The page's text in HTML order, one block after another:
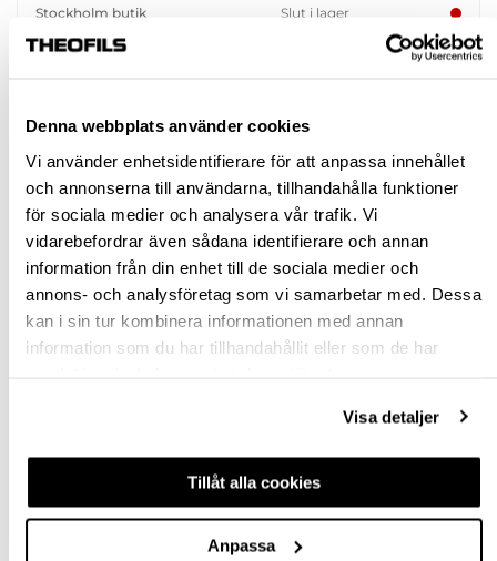
Denna webbplats använder cookies
Vi använder enhetsidentifierare för att anpassa innehållet
och annonserna till användarna, tillhandahålla funktioner
för sociala medier och analysera vår trafik. Vi
vidarebefordrar även sådana identifierare och annan
information från din enhet till de sociala medier och
annons- och analysföretag som vi samarbetar med. Dessa
kan i sin tur kombinera informationen med annan
information som du har tillhandahållit eller som de har
Visa detaljer
Tillåt alla cookies
Anpassa
Stockholm butik Slut i lager
Snabba leveranser
BESKRIVNING & FILER
SPECIFIKATION
FRÅGA OM PRODUKT
TILLBEHÖR